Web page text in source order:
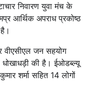
निवारण युवा मंच के
आर्थिक अपराध प्रकोष्ठ
वीएसीएल जन सहयोग
की है। ईओडब्ल्यू
शर्मा सहित 14 लोगों